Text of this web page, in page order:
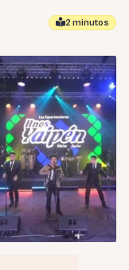
2 minutos